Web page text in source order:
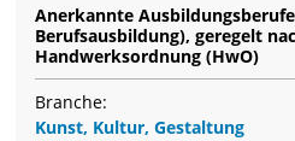
Anerkannte
Berufsausbildung), geregelt
Handwerksordnung (HwO)
Branche:
Kunst, Kultur, Gestaltung